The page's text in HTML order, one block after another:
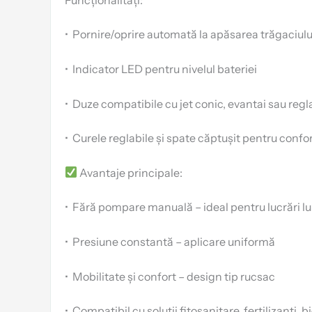
• Pornire/oprire automată la apăsarea
• Indicator LED pentru nivelul bateriei
• Duze compatibile cu jet conic, evantai sau
• Curele reglabile și spate căptușit pentru
Avantaje principale:
• Fără pompare manuală – ideal pentru lucrări
• Presiune constantă – aplicare uniformă
• Mobilitate și confort – design tip rucsac